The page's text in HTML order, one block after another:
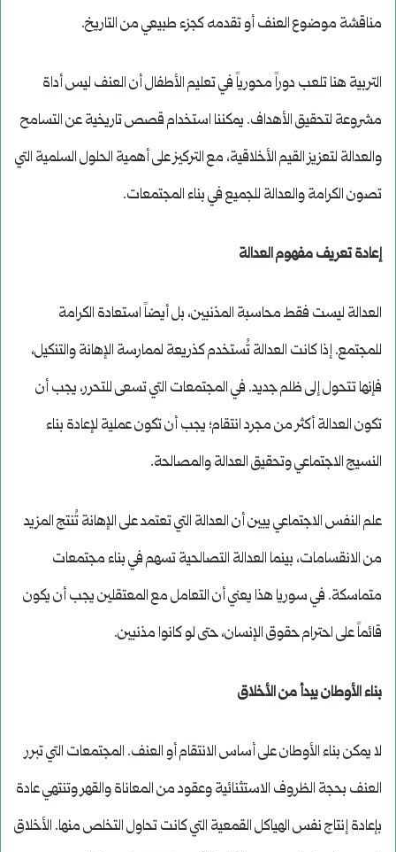
مناقشة موضوع العنف أو تقدمه كجزء طبيعي من التاريخ.
التربية هنا تلعب دوراً محورياً في تعليم الأطفال أن العنف ليس أداة
مشروعة لتحقيق الأهداف. يمكننا استخدام قصص تاريخية عن التسامح
والعدالة لتعزيز القيم الأخلاقية، مع التركيز على أهمية الحلول السلمية التي
تصون الكرامة والعدالة للجميع في بناء المجتمعات.
إعادة تعريف مفهوم العدالة
العدالة ليست فقط محاسبة المذنبين، بل أيضاً استعادة الكرامة
للمجتمع. إذا كانت العدالة تُستخدم كذريعة لممارسة الإهانة والتنكيل،
فإنها تتحول إلى ظلم جديد. في المجتمعات التي تسعى للتحرر، يجب أن
تكون العدالة أكثر من مجرد انتقام؛ يجب أن تكون عملية لإعادة بناء
النسيج الاجتماعي وتحقيق العدالة والمصالحة.
علم النفس الاجتماعي يبين أن العدالة التي تعتمد على الإهانة تُنتج المزيد
من الانقسامات، بينما العدالة التصالحية تسهم في بناء مجتمعات
متماسكة. في سوريا هذا يعني أن التعامل مع المعتقلين يجب أن يكون
قائماً على احترام حقوق الإنسان، حتى لو كانوا مذنبين.
بناء الأوطان يبدأ من الأخلاق
لا يمكن بناء الأوطان على أساس الانتقام أو العنف. المجتمعات التي تبرر
العنف بحجة الظروف الاستثنائية وعقود من المعاناة والقهر وتنتهي عادة
بإعادة إنتاج نفس الهياكل القمعية التي كانت تحاول التخلص منها. الأخلاق